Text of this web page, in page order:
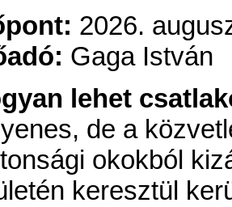
2026.
Gaga István
lehet
de a
okokból
keresztül